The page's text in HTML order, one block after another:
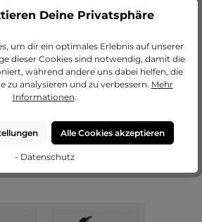
überspringen
Deine Privatsphäre
um dir ein optimales Erlebnis auf unserer
dieser Cookies sind notwendig, damit die
während andere uns dabei helfen, die
zu analysieren und zu verbessern. Mehr
Informationen.
Alle Cookies akzeptieren
- Datenschutz